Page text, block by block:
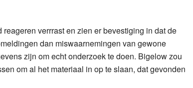
verrrast en zien er bevestiging in dat de
dan miswaarnemingen van gewone
zijn om echt onderzoek te doen. Bigelow zou
om al het materiaal in op te slaan, dat gevonden